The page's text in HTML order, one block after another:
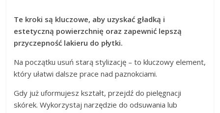
Te kroki są kluczowe, aby uzyskać gładką i
estetyczną powierzchnię oraz zapewnić lepszą
przyczepność lakieru do płytki.
Na początku usuń starą stylizację – to kluczowy element,
który ułatwi dalsze prace nad paznokciami.
Gdy już uformujesz kształt, przejdź do pielęgnacji
skórek. Wykorzystaj narzędzie do odsuwania lub